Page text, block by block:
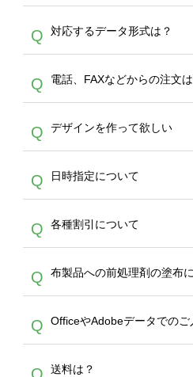
A
生産にて承っており
デザインの作成か
30枚以上やシルク
は、サポートが担当
やタンブラーコンシ
作する数量が多け
サービスよりも低
す。
Q 対応するデータ形式は？
A
ドできるデータ形式
PDF 形式になりま
写真などもアップ
い画像はエラーに
らの直接入稿には対
し、デザインツール
い）
Q 電話、FAXなどからの注文
A
文のみ受け付けて
作をお考えの方は
スをご利用頂ければ
でご注文が可能です
Q デザインを作って欲しい
A
を作って欲しい。な
30個以上であれば
バッグコンシェル
ビスをご利用くだ
は、デザインツー
Q 日時指定について
A
ん。発送後18時以
メールでお知らせ
者にご連絡いただ
Q 各種割引について
A
カート内で自動的に
ます。 【付与ポイ
イントとして付与
ント＝1円としてお
トは発送完了の翌
からご利用頂けます
Q 布製品への前処理剤の塗布
A
意点（前処理剤）
ワイト、トートバ
Q OfficeやAdobeデータでのご
A 送料は？